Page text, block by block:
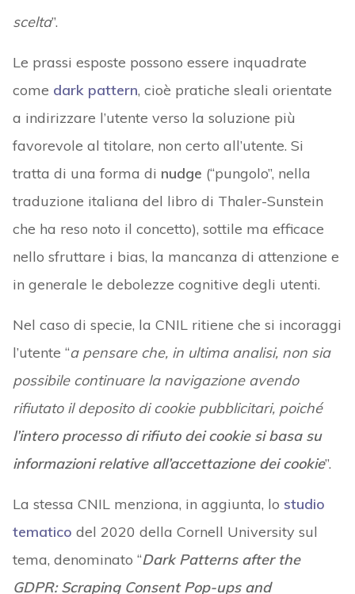
scelta”.
Le prassi esposte possono essere inquadrate
come dark pattern, cioè pratiche sleali orientate
a indirizzare l’utente verso la soluzione più
favorevole al titolare, non certo all’utente. Si
tratta di una forma di nudge (“pungolo”, nella
traduzione italiana del libro di Thaler-Sunstein
che ha reso noto il concetto), sottile ma efficace
nello sfruttare i bias, la mancanza di attenzione e
in generale le debolezze cognitive degli utenti.
Nel caso di specie, la CNIL ritiene che si incoraggi
l’utente “a pensare che, in ultima analisi, non sia
possibile continuare la navigazione avendo
rifiutato il deposito di cookie pubblicitari, poiché
l’intero processo di rifiuto dei cookie si basa su
informazioni relative all’accettazione dei cookie”.
La stessa CNIL menziona, in aggiunta, lo studio
tematico del 2020 della Cornell University sul
tema, denominato “Dark Patterns after the
GDPR: Scraping Consent Pop-ups and